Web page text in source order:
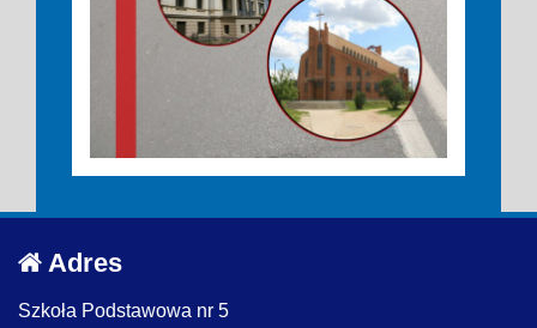
Adres
Szkoła Podstawowa nr 5